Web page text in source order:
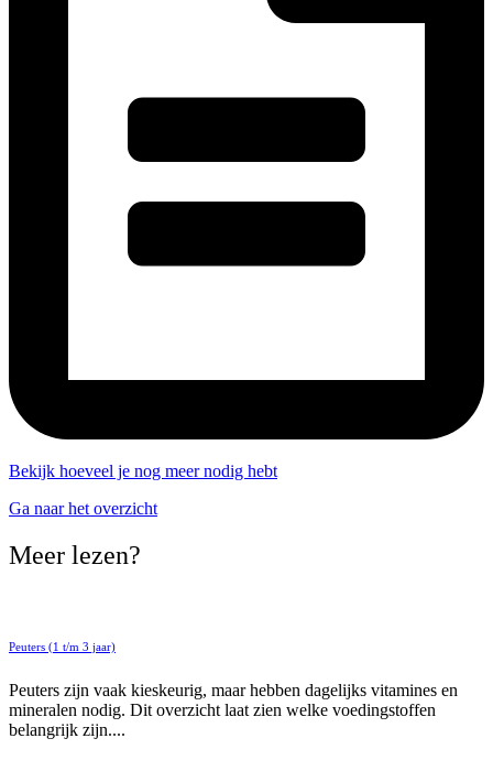
Bekijk hoeveel je nog meer nodig hebt
Ga naar het overzicht
Meer lezen?
Peuters (1 t/m 3 jaar)
Peuters zijn vaak kieskeurig, maar hebben dagelijks vitamines en
mineralen nodig. Dit overzicht laat zien welke voedingstoffen
belangrijk zijn....